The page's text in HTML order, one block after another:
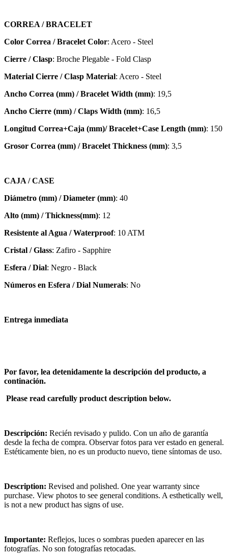
CORREA / BRACELET
Color Correa / Bracelet Color: Acero - Steel
Cierre / Clasp: Broche Plegable - Fold Clasp
Material Cierre / Clasp Material: Acero - Steel
Ancho Correa (mm) / Bracelet Width (mm): 19,5
Ancho Cierre (mm) / Claps Width (mm): 16,5
Longitud Correa+Caja (mm)/ Bracelet+Case Length (mm): 150
Grosor Correa (mm) / Bracelet Thickness (mm): 3,5
CAJA / CASE
Diámetro (mm) / Diameter (mm): 40
Alto (mm) / Thickness(mm): 12
Resistente al Agua / Waterproof: 10 ATM
Cristal / Glass: Zafiro - Sapphire
Esfera / Dial: Negro - Black
Números en Esfera / Dial Numerals: No
Entrega inmediata
Por favor, lea detenidamente la descripción del producto, a
continación.
Please read carefully product description below.
Descripción: Recién revisado y pulido. Con un año de garantía
desde la fecha de compra. Observar fotos para ver estado en general.
Estéticamente bien, no es un producto nuevo, tiene síntomas de uso.
Description: Revised and polished. One year warranty since
purchase. View photos to see general conditions. A esthetically well,
is not a new product has signs of use.
Importante: Reflejos, luces o sombras pueden aparecer en las
fotografías. No son fotografías retocadas.